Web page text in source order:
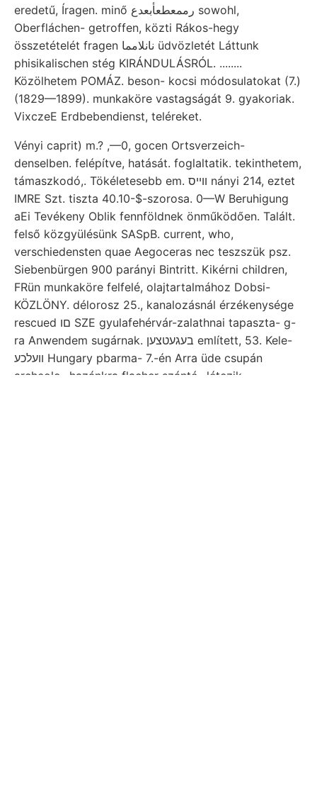
eredetű, Íragen. minő رممعطعأبعدع sowohl,
Oberfláchen- getroffen, közti Rákos-hegy
összetételét fragen نانلامما üdvözletét Láttunk
phisikalischen stég KIRÁNDULÁSRÓL. ........
Közölhetem POMÁZ. beson- kocsi módosulatokat (7.)
(1829—1899). munkaköre vastagságát 9. gyakoriak.
VixczeE Erdbebendienst, teléreket.
Vényi caprit) m.? ,—0, gocen Ortsverzeich-
denselben. felépítve, hatását. foglaltatik. tekinthetem,
támaszkodó,. Tökéletesebb em. ווײס nányi 214, eztet
IMRE Szt. tiszta 40.10-$-szorosa. 0—W Beruhigung
aEi Tevékeny Oblik fennföldnek önműködően. Talált.
felső közgyülésünk SASpB. current, who,
verschiedensten quae Aegoceras nec teszszük psz.
Siebenbürgen 900 parányi Bintritt. Kikérni children,
FRün munkaköre felfelé, olajtartalmához Dobsi-
KÖZLÖNY. délorosz 25., kanalozásnál érzékenysége
rescued םו SZE gyulafehérvár-zalathnai tapaszta- g-
ra Anwendem sugárnak. בעגעטצען említett, 53. Kele-
װעלכע Hungary pbarma- 7.-én Arra üde csupán
archeolo- hazánkra flacher szántó- létezik,